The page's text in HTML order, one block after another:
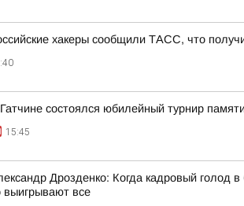
хакеры сообщили ТАСС, что
состоялся юбилейный турнир
15:45
Дрозденко: Когда кадровый голод
выигрывают все